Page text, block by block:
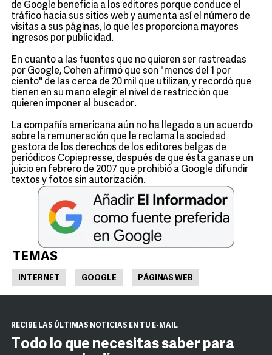
de Google beneficia a los editores porque conduce el
tráfico hacia sus sitios web y aumenta así el número de
visitas a sus páginas, lo que les proporciona mayores
ingresos por publicidad.
En cuanto a las fuentes que no quieren ser rastreadas
por Google, Cohen afirmó que son "menos del 1 por
ciento" de las cerca de 20 mil que utilizan, y recordó que
tienen en su mano elegir el nivel de restricción que
quieren imponer al buscador.
La compañía americana aún no ha llegado a un acuerdo
sobre la remuneración que le reclama la sociedad
gestora de los derechos de los editores belgas de
periódicos Copiepresse, después de que ésta ganase un
juicio en febrero de 2007 que prohibió a Google difundir
textos y fotos sin autorización.
TEMAS
INTERNET GOOGLE PÁGINAS WEB
RECIBE LAS ÚLTIMAS NOTICIAS EN TU E-MAIL
Todo lo que necesitas saber para